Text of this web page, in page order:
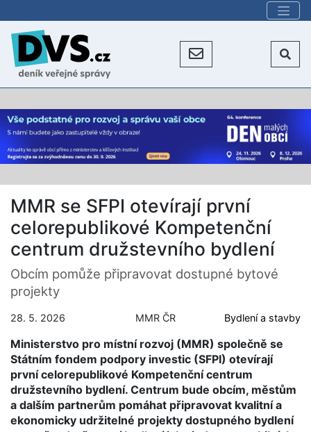
MMR se SFPI otevírají první
celorepublikové Kompetenční
centrum družstevního bydlení
Obcím pomůže připravovat dostupné bytové
projekty
28. 5. 2026 MMR ČR Bydlení a stavby
Ministerstvo pro místní rozvoj (MMR) společně se
Státním fondem podpory investic (SFPI) otevírají
první celorepublikové Kompetenční centrum
družstevního bydlení. Centrum bude obcím, městům
a dalším partnerům pomáhat připravovat kvalitní a
ekonomicky udržitelné projekty dostupného bydlení